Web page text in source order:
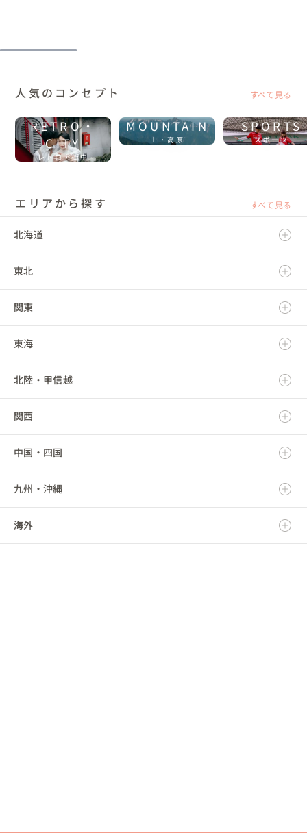
人気のコンセプト すべて見る
RETRO・
CITY
レトロ・街中
MOUNTAIN
山・高原
SPORTS
スポーツ
エリアから探す すべて見る
北海道
北海道
東北
青森県
岩手県
宮城県
秋田県
山形県
福島県
関東
茨城県
栃木県
群馬県
埼玉県
千葉県
東京都
東海
岐阜県
静岡県
愛知県
三重県
北陸・甲信越
新潟県
富山県
石川県
福井県
関西
滋賀県
京都府
大阪府
中国・四国
鳥取県
島根県
九州・沖縄
福岡県
海外